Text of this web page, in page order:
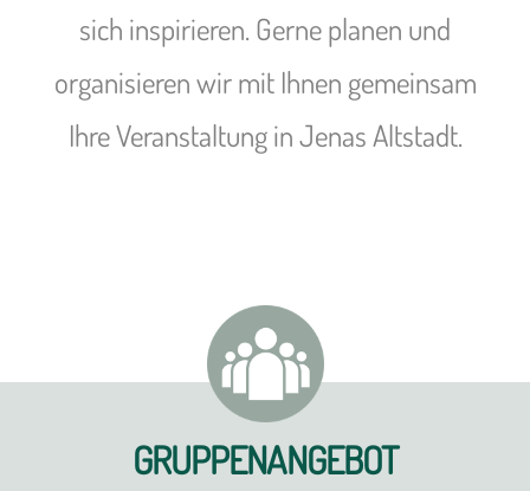
sich inspirieren. Gerne planen und
organisieren wir mit Ihnen gemeinsam
Ihre Veranstaltung in Jenas Altstadt.
GRUPPENANGEBOT